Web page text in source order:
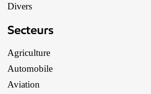
Divers
Secteurs
Agriculture
Automobile
Aviation